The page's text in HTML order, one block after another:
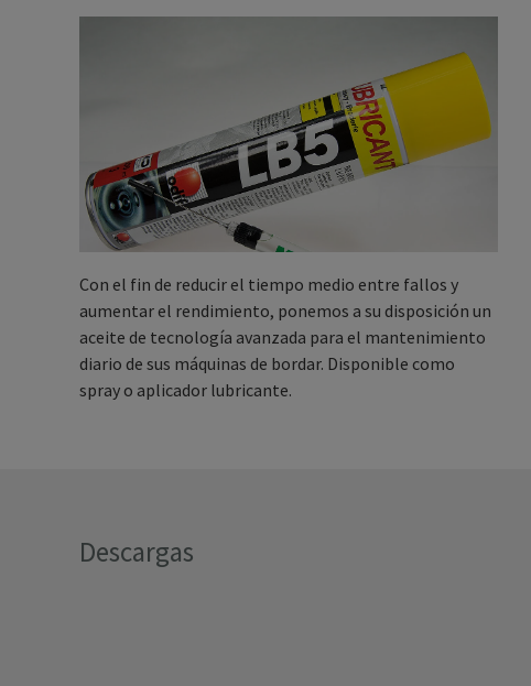
Con el fin de reducir el tiempo medio entre fallos y
aumentar el rendimiento, ponemos a su disposición un
aceite de tecnología avanzada para el mantenimiento
diario de sus máquinas de bordar. Disponible como
spray o aplicador lubricante.
Descargas